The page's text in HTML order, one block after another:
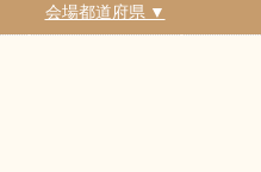
会場都道府県 ▼